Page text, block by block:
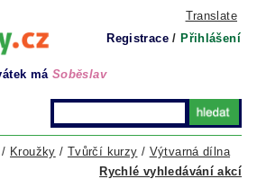
Translate
Registrace / Přihlášení
má Soběslav
Rychlé vyhledávání akcí
/ Kroužky / Tvůrčí kurzy / Výtvarná dílna